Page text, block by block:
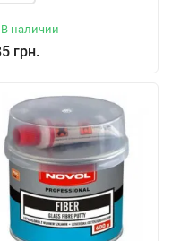
В наличии
грн.